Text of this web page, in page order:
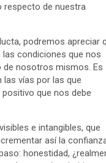
respecto de nuestra
podremos apreciar
condiciones que nos
de nosotros mismos. Es
vías por las que
que nos debe
e intangibles, que
así la
honestidad,